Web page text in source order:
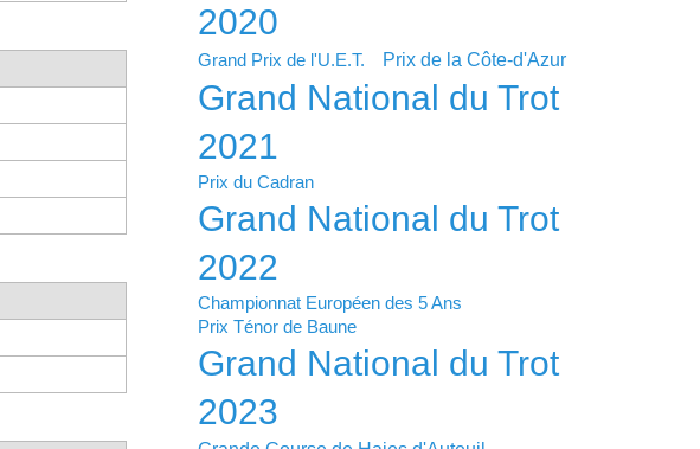
2020
Grand Prix de l'U.E.T. Prix de la Côte-d'Azur
Grand National du Trot
2021
Prix du Cadran
Grand National du Trot
2022
Championnat Européen des 5 Ans
Prix Ténor de Baune
Grand National du Trot
2023